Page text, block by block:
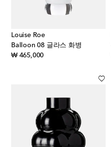
Louise Roe
Balloon 08 글라스 화병
₩ 465,000original price